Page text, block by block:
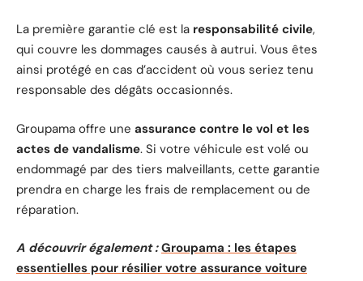
La première garantie clé est la responsabilité civile,
qui couvre les dommages causés à autrui. Vous êtes
ainsi protégé en cas d’accident où vous seriez tenu
responsable des dégâts occasionnés.
Groupama offre une assurance contre le vol et les
actes de vandalisme. Si votre véhicule est volé ou
endommagé par des tiers malveillants, cette garantie
prendra en charge les frais de remplacement ou de
réparation.
A découvrir également : Groupama : les étapes
essentielles pour résilier votre assurance voiture